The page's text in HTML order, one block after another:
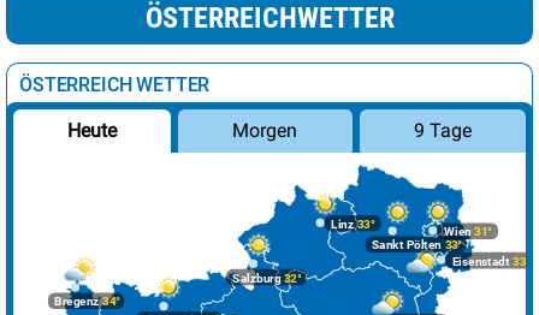
ÖSTERREICHWETTER
ÖSTERREICH WETTER
Heute Morgen 9 Tage
Bregenz34°
Linz33°
Salzburg32°
Wien 31°
Eisenstadt 33°
Sankt Pölten 33°